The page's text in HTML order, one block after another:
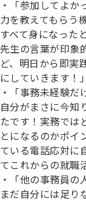
・「参加してよ
力を教えてもらう
すべて身になった
先生の言葉が印象
ど、明日から即実
にしていきます！」
・「事務未経験
自分がまさに今知
たです！実務では
とになるのかポイ
ている電話応対に
てこれからの就職
・「他の事務員
まだ自分には足り